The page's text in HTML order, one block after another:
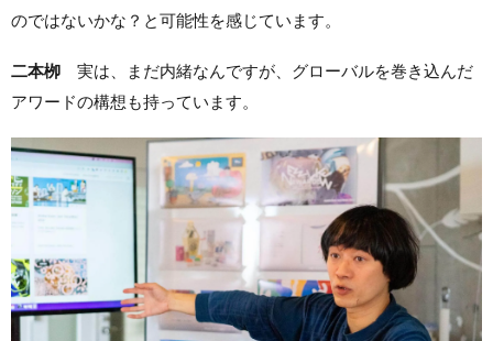
のではないかな？と可能性を感じています。
二本栁 実は、まだ内緒なんですが、グローバルを巻き込んだ
アワードの構想も持っています。